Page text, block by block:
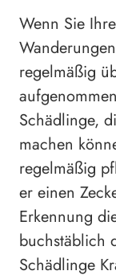
Wenn Sie
regelmäßig
Schädlinge,
machen
regelmäßig
er einen
Erkennung
buchstäblich
Schädlinge